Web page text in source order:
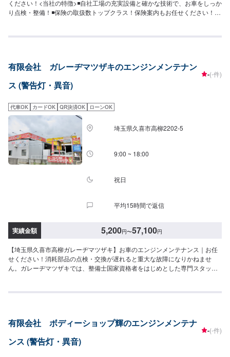
ください！<当社の特徴>◾自社工場の充実設備と確かな技術で、お車をしっか
り点検・整備！◾保険の取扱数トップクラス！保険案内もお任せください！◾
★お時間があまり取れない…などのご相談もお気軽にどうぞ！【1】オファー
車となります。納期は前後する場合がございます。予めご了承ください。-----
代車について-----代車をご用意しています。お車の作業中は代車をご利用くだ
さい。※代車の燃料代はお客様にご負担いただいております。-----ご来店時の
事務所前の空いているスペースに駐車してください。受付はスタッフへ「メ
ンテモで予約しました」とお伝えください。ご案内いたします。【定休日・
営業時間】定休日：日曜日、祝日営業時間：8:30~17:30
有限会社 ガレーヂマツザキのエンジンメンテナン
ス (警告灯・異音)
-(-件)
代車OK カードOK QR決済OK ローンOK
埼玉県久喜市高柳2202-5
9:00 ~ 18:00
祝日
平均15時間で返信
実績金額 5,200円〜57,100円
【埼玉県久喜市高柳ガレーヂマツザキ】お車のエンジンメンテナンス｜お任
せください！消耗部品の点検・交換が遅れると重大な故障になりかねませ
ん。ガレーヂマツザキでは、整備士国家資格者をはじめとした専門スタッフ
為、労働安全衛生法に定められている教育を受けた整備士が整備を行ってお
【3】お持ち込み・引き取り【4】正式なお見積り【5】作業開始【6】納車時
のお支払い<代車について>ガレーヂマツザキでは、鈑金・塗装・修理等で愛
車をお預かりしている間、代車をお貸し致します。台数も豊富な20台ご用意
有限会社 ボディーショップ輝のエンジンメンテナ
ンス (警告灯・異音)
-(-件)